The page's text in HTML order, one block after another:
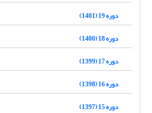
دوره 19 (1401)
دوره 18 (1400)
دوره 17 (1399)
دوره 16 (1398)
دوره 15 (1397)